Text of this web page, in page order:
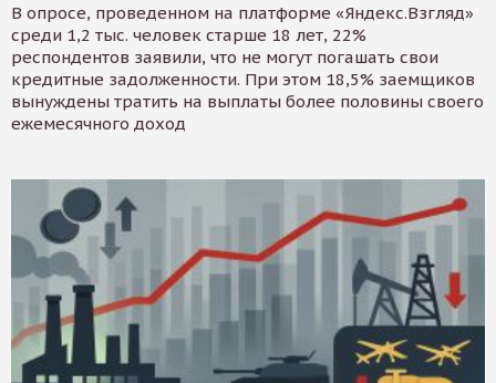
В опросе, проведенном на платформе «Яндекс.Взгляд»
среди 1,2 тыс. человек старше 18 лет, 22%
респондентов заявили, что не могут погашать свои
кредитные задолженности. При этом 18,5% заемщиков
вынуждены тратить на выплаты более половины своего
ежемесячного доход